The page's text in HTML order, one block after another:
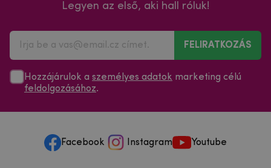
Legyen az első, aki hall róluk!
FELIRATKOZÁS
Hozzájárulok a személyes adatok marketing célú
feldolgozásához.
Facebook Instagram Youtube